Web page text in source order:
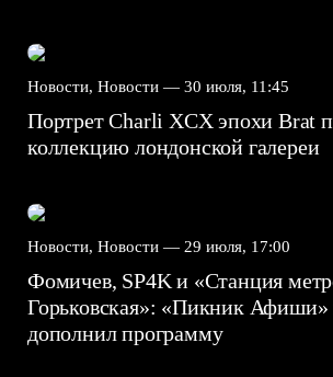
Новости, Новости — 30 июля, 11:45
Портрет Charli XCX эпохи Brat
коллекцию лондонской галереи
Новости, Новости — 29 июля, 17:00
Фомичев, SP4K и «Станция
Горьковская»: «Пикник Афиши»
дополнил программу